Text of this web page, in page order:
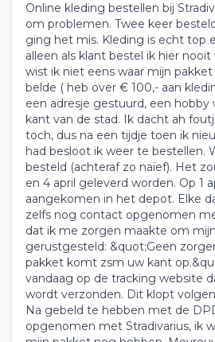
Online kleding bestellen bij
om problemen. Twee keer
ging het mis. Kleding is echt top
alleen als klant bestel ik hier
wist ik niet eens waar mijn
belde ( heb over € 100,- aan
een adresje gestuurd, een hobby
kant van de stad. Ik dacht ah
toch, dus na een tijdje toen ik
had besloot ik weer te bestellen.
besteld (achteraf zo naïef). Het
en 4 april geleverd worden. Op 1
aangekomen in het depot. Elke
zelfs nog contact opgenomen
dat ik me zorgen maakte om
gerustgesteld: &quot;Geen
pakket komt zsm uw kant
vandaag op de tracking website
wordt verzonden. Dit klopt
Na gebeld te hebben met de
opgenomen met Stradivarius, ik